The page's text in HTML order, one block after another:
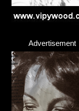
Advertisement